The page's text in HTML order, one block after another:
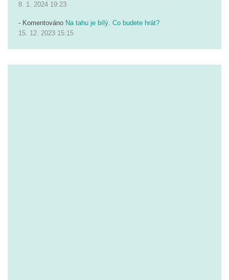
8. 1. 2024 19:23
- Komentováno Na tahu je bílý. Co budete hrát?
15. 12. 2023 15:15